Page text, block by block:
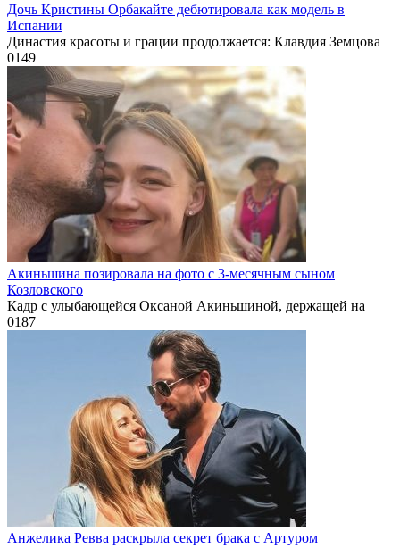
Дочь Кристины Орбакайте дебютировала как модель в
Испании
Династия красоты и грации продолжается: Клавдия Земцова
0149
Акиньшина позировала на фото с 3-месячным сыном
Козловского
Кадр с улыбающейся Оксаной Акиньшиной, держащей на
0187
Анжелика Ревва раскрыла секрет брака с Артуром